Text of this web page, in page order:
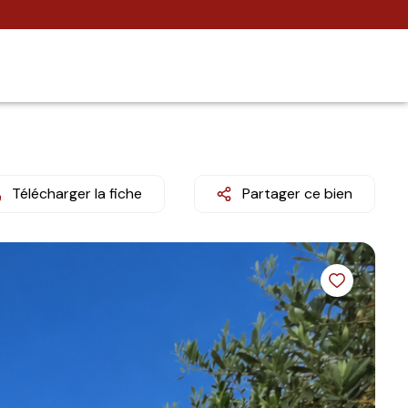
Télécharger la fiche Partager ce bien